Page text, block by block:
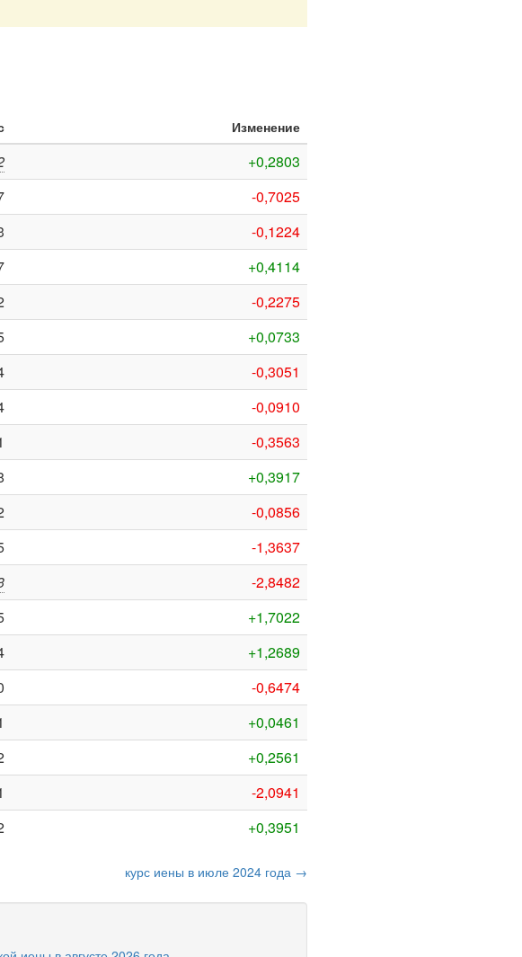
Изменение
+0,2803
-0,7025
-0,1224
+0,4114
-0,2275
+0,0733
-0,3051
-0,0910
-0,3563
+0,3917
-0,0856
-1,3637
-2,8482
+1,7022
+1,2689
-0,6474
+0,0461
+0,2561
-2,0941
+0,3951
курс иены в июле 2024 года →